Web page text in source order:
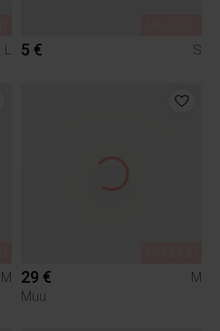
L 5 € S
M
29 €
M
Muu